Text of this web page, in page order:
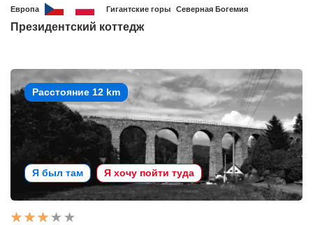
Европа Гигантские горы Северная Богемия
Президентский коттедж
Расстояние 12 km
Я был там Я хочу пойти туда